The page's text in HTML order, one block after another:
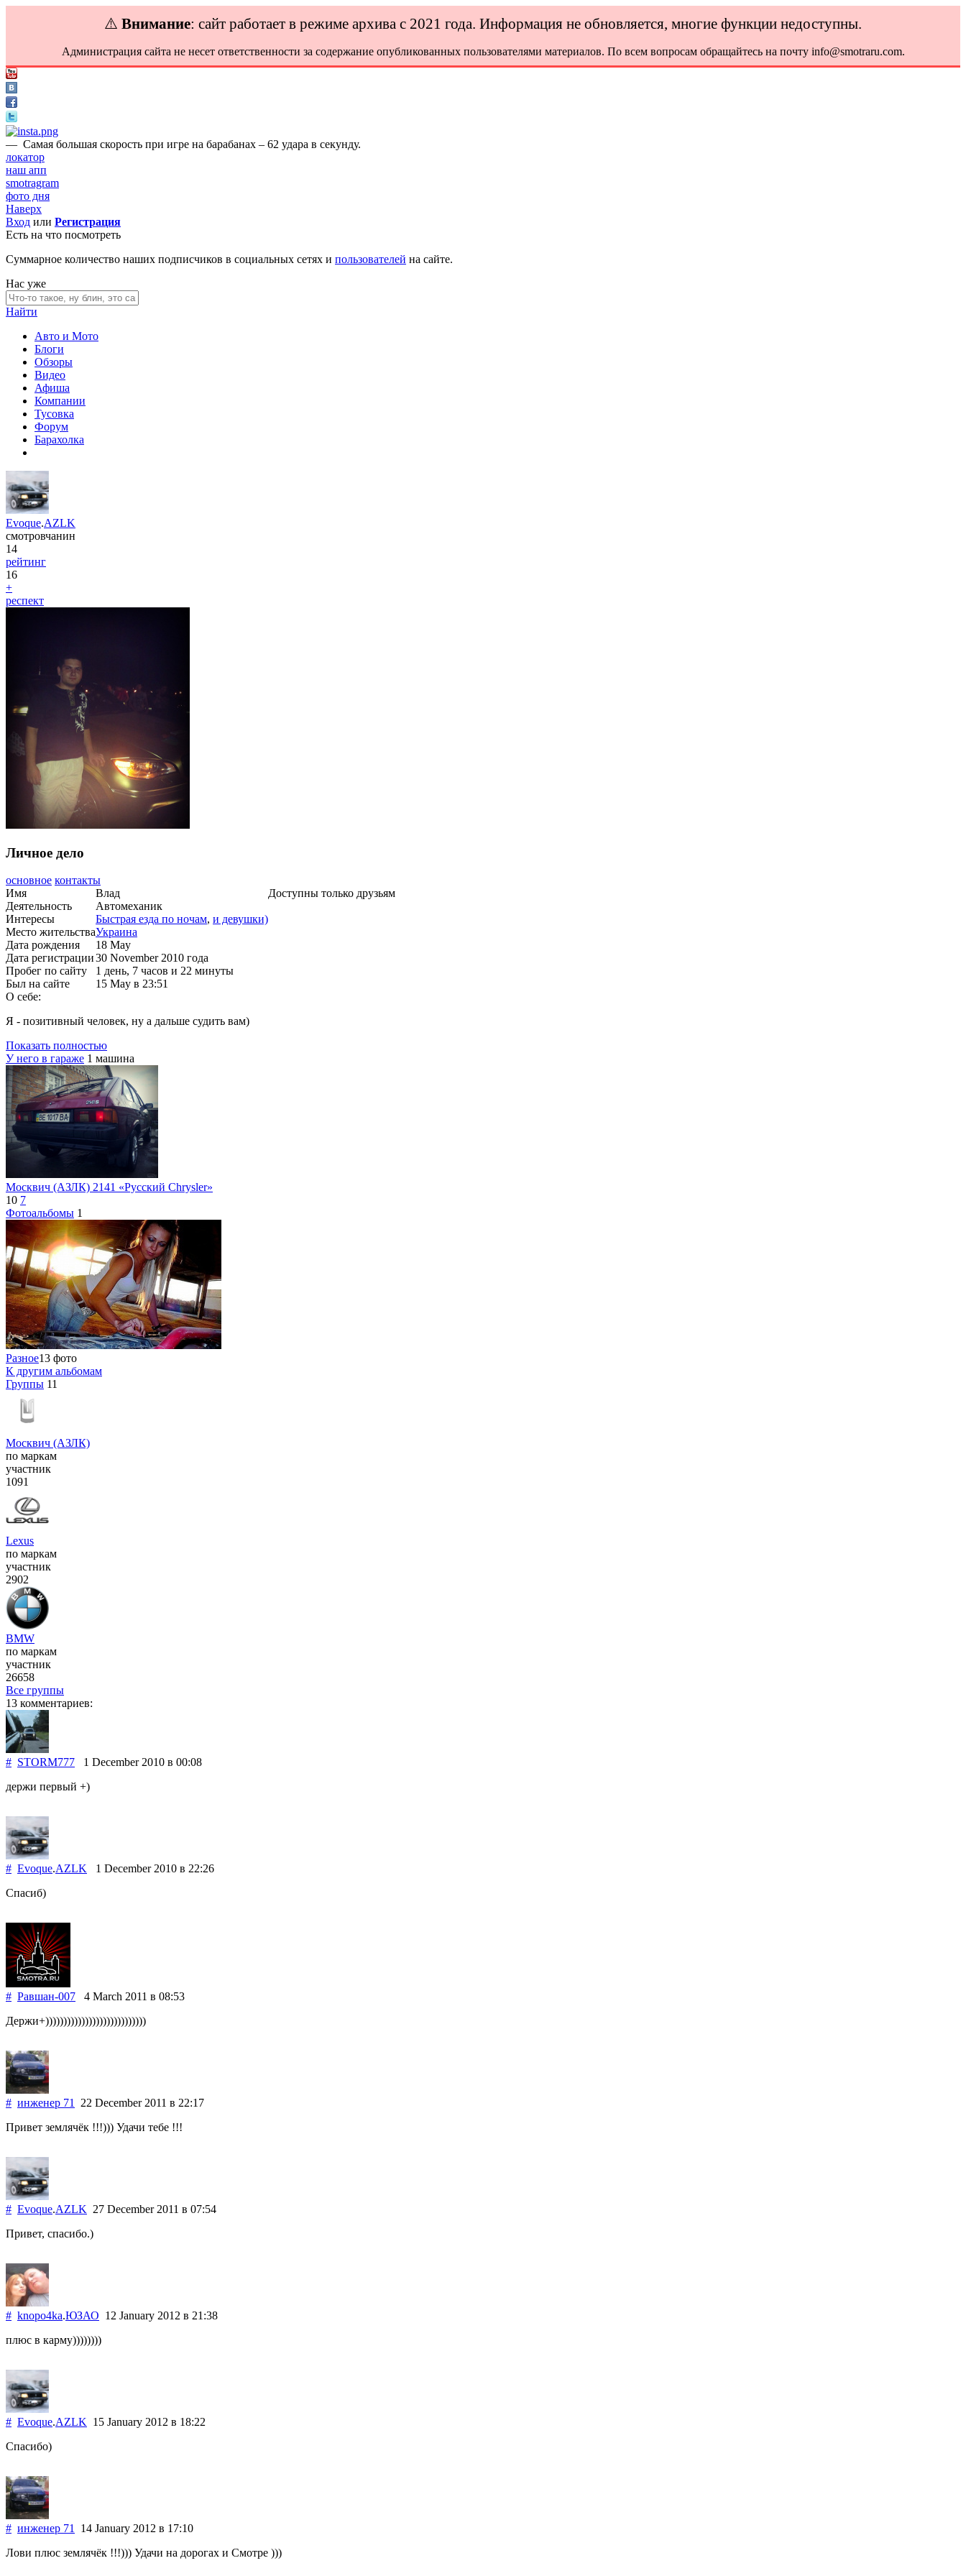
⚠️ Внимание: сайт работает в режиме архива с 2021 года. Информация не обновляется, многие функции недоступны.
Администрация сайта не несет ответственности за содержание опубликованных пользователями материалов. По всем вопросам обращайтесь на почту info@smotraru.com.
— Самая большая скорость при игре на барабанах – 62 удара в секунду.
локатор
наш апп
smotragram
фото дня
Наверх
Вход или Регистрация
Есть на что посмотреть
Суммарное количество наших подписчиков в социальных сетях и пользователей на сайте.
Нас уже
Найти
Авто и Мото
Блоги
Обзоры
Видео
Афиша
Компании
Тусовка
Форум
Барахолка
Evoque.AZLK
смотровчанин
14
рейтинг
16
+
респект
Личное дело
основное контакты
Имя
Влад
Деятельность
Автомеханик
Интересы
Быстрая езда по ночам, и девушки)
Место жительстваУкраина
Дата рождения
18 May
Дата регистрации30 November 2010 года
Пробег по сайту
1 день, 7 часов и 22 минуты
Был на сайте
15 May в 23:51
Доступны только друзьям
О себе:
Я - позитивный человек, ну а дальше судить вам)
Показать полностью
У него в гараже 1 машина
Москвич (АЗЛК) 2141 «Русский Chrysler»
10 7
Фотоальбомы 1
Разное13 фото
К другим альбомам
Группы 11
Москвич (АЗЛК)
по маркам
участник
1091
Lexus
по маркам
участник
2902
BMW
по маркам
участник
26658
Все группы
13 комментариев:
# STORM777 1 December 2010 в 00:08
держи первый +)
# Evoque.AZLK 1 December 2010 в 22:26
Спасиб)
# Равшан-007 4 March 2011 в 08:53
Держи+))))))))))))))))))))))))))))
# инженер 71 22 December 2011 в 22:17
Привет землячёк !!!))) Удачи тебе !!!
# Evoque.AZLK 27 December 2011 в 07:54
Привет, спасибо.)
# knopo4ka.ЮЗАО 12 January 2012 в 21:38
плюс в карму))))))))
# Evoque.AZLK 15 January 2012 в 18:22
Спасибо)
# инженер 71 14 January 2012 в 17:10
Лови плюс землячёк !!!))) Удачи на дорогах и Смотре )))